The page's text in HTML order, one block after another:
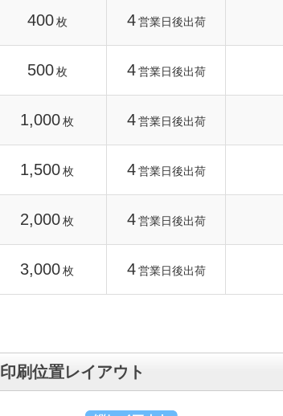
400 枚 4 営業日後出荷
500 枚 4 営業日後出荷
1,000枚 4 営業日後出荷
1,500枚 4 営業日後出荷
2,000枚 4 営業日後出荷
3,000枚 4 営業日後出荷
印刷位置レイアウト